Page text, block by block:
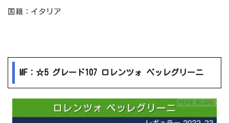
国籍：イタリア
MF：☆5 グレード107 ロレンツォ ペッレグリーニ